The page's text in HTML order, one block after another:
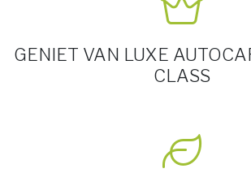
GENIET VAN LUXE
CLASS